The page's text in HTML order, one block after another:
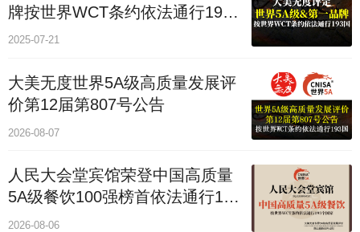
牌按世界WCT条约依法通行193
个国家
2025-07-21
大美无度世界5A级高质量发展评
价第12届第807号公告
2026-08-07
人民大会堂宾馆荣登中国高质量
5A级餐饮100强榜首依法通行193
国
2026-08-06